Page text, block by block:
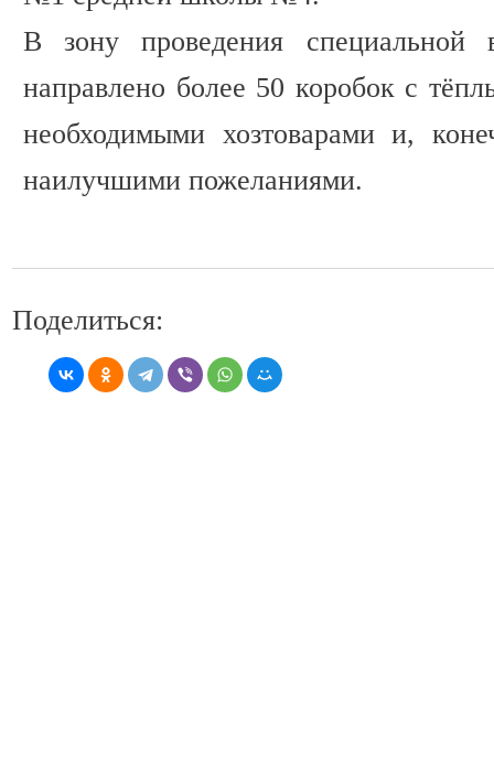
В зону проведения специальной
направлено более 50 коробок с
необходимыми хозтоварами и,
наилучшими пожеланиями.
Поделиться: